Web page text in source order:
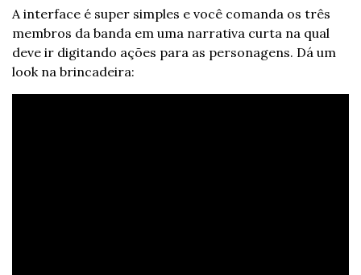
A interface é super simples e você comanda os três
membros da banda em uma narrativa curta na qual
deve ir digitando ações para as personagens. Dá um
look na brincadeira: